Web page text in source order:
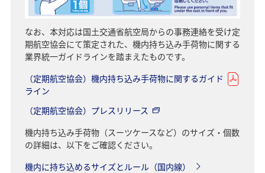
なお、本対応は国土交通省航空局からの事務連絡を受け定
期航空協会にて策定された、機内持ち込み手荷物に関する
業界統一ガイドラインを踏まえたものです。
（定期航空協会）機内持ち込み手荷物に関するガイド
ライン
（定期航空協会）プレスリリース
機内持ち込み手荷物（スーツケースなど）のサイズ・個数
の詳細は、以下をご確認ください。
機内に持ち込めるサイズとルール（国内線）